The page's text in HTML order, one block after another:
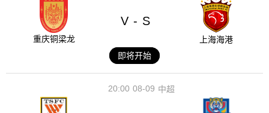
重庆铜梁龙
V - S
上海海港
即将开始
08-09
20:00 中超